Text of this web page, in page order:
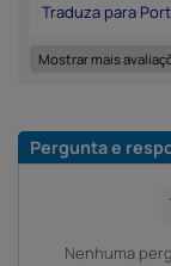
Mostrar mais
Pergunta e
Nenhuma